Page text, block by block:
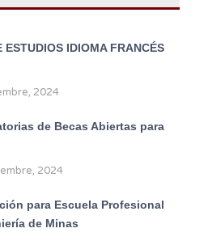
ESTUDIOS IDIOMA FRANCÉS
2024
de Becas Abiertas para
2024
para Escuela Profesional
de Minas